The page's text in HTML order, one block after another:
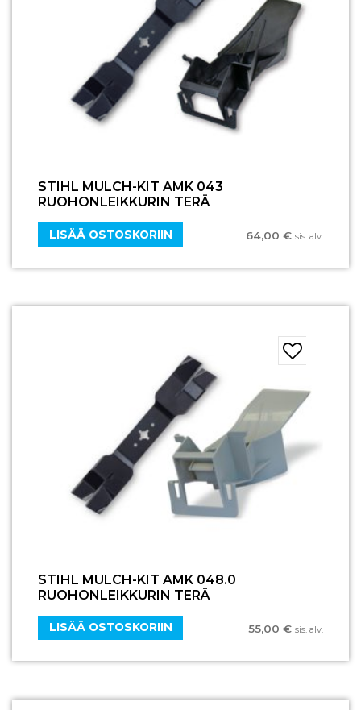
STIHL MULCH-KIT AMK 043
RUOHONLEIKKURIN TERÄ
64,00 € sis. alv.
LISÄÄ OSTOSKORIIN
STIHL MULCH-KIT AMK 048.0
RUOHONLEIKKURIN TERÄ
55,00 € sis. alv.
LISÄÄ OSTOSKORIIN